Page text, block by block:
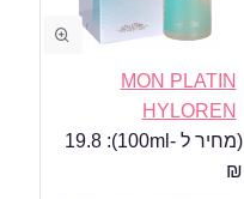
MON PLATIN
HYLOREN
(מחיר ל -100ml):
19.8
₪